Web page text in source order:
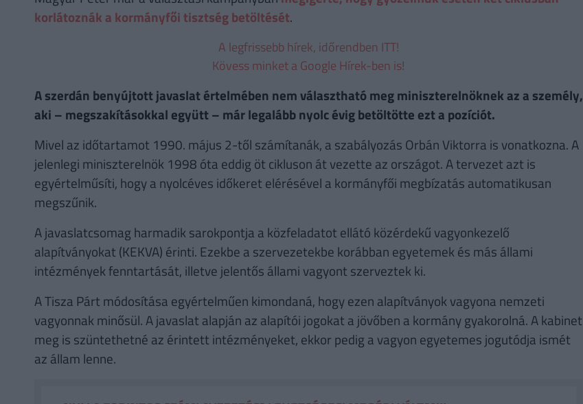
korlátoznák a kormányfői tisztség betöltését.
A legfrissebb hírek, időrendben ITT!
Kövess minket a Google Hírek-ben is!
A szerdán benyújtott javaslat értelmében nem választható meg miniszterelnöknek az a személy,
aki – megszakításokkal együtt – már legalább nyolc évig betöltötte ezt a pozíciót.
Mivel az időtartamot 1990. május 2-től számítanák, a szabályozás Orbán Viktorra is vonatkozna. A
jelenlegi miniszterelnök 1998 óta eddig öt cikluson át vezette az országot. A tervezet azt is
egyértelműsíti, hogy a nyolcéves időkeret elérésével a kormányfői megbízatás automatikusan
megszűnik.
A javaslatcsomag harmadik sarokpontja a közfeladatot ellátó közérdekű vagyonkezelő
alapítványokat (KEKVA) érinti. Ezekbe a szervezetekbe korábban egyetemek és más állami
intézmények fenntartását, illetve jelentős állami vagyont szerveztek ki.
A Tisza Párt módosítása egyértelműen kimondaná, hogy ezen alapítványok vagyona nemzeti
vagyonnak minősül. A javaslat alapján az alapítói jogokat a jövőben a kormány gyakorolná. A kabinet
meg is szüntethetné az érintett intézményeket, ekkor pedig a vagyon egyetemes jogutódja ismét
az állam lenne.